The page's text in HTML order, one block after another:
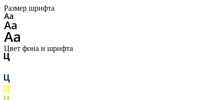
Размер шрифта
Цвет фона и шрифта